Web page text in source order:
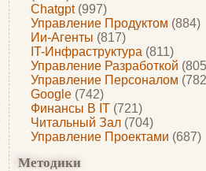
Chatgpt(997)
Управление Продуктом (884)
Ии-Агенты (817)
IT-Инфраструктура (811)
Управление Разработкой
Управление Персоналом
Google (742)
Финансы В IT (721)
Читальный Зал (704)
Управление Проектами (687)
Методики